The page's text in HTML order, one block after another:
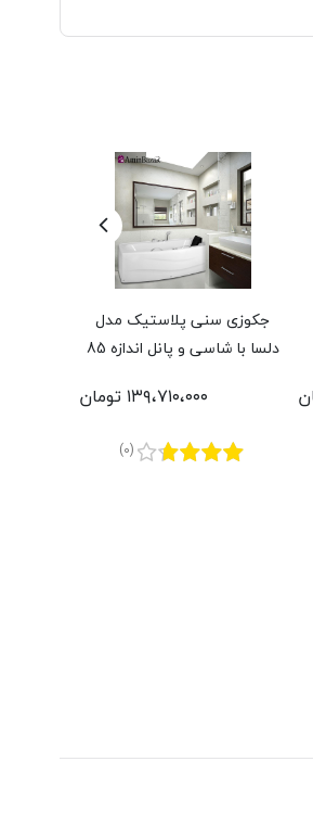
جکوزی سنی پلاستیک مدل
دلسا با شاسی و پانل اندازه 85
۱۳۹،۷۱۰،۰۰۰ تومان
(0)